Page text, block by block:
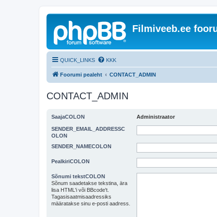
Filmiveeb.ee
QUICK_LINKS KKK
Foorumi pealeht CONTACT_ADMIN
CONTACT_ADMIN
SaajaCOLON Administraator
SENDER_EMAIL_ADDRESSC
OLON
SENDER_NAMECOLON
PealkiriCOLON
Sõnumi tekstCOLON
Sõnum saadetakse tekstina, ära
lisa HTML'i või BBcode't.
Tagasisaatmisaadressiks
määratakse sinu e-posti aadress.